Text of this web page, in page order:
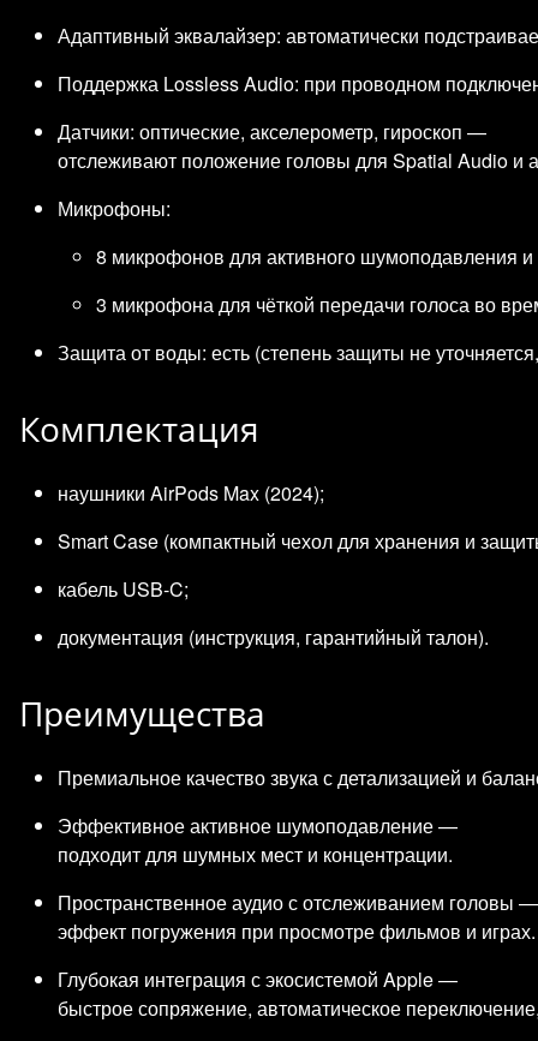
Адаптивный эквалайзер: автоматически
Поддержка Lossless Audio: при проводном
Датчики: оптические, акселерометр, гироскоп —
отслеживают положение головы для Spatial Audio и
Микрофоны:
8 микрофонов для активного шумоподавления и
3 микрофона для чёткой передачи голоса во
Защита от воды: есть (степень защиты не
Комплектация
наушники AirPods Max (2024);
Smart Case (компактный чехол для хранения и
кабель USB‑C;
документация (инструкция, гарантийный талон).
Преимущества
Премиальное качество звука с детализацией и
Эффективное активное шумоподавление —
подходит для шумных мест и концентрации.
Пространственное аудио с отслеживанием головы —
эффект погружения при просмотре фильмов и играх.
Глубокая интеграция с экосистемой Apple —
быстрое сопряжение, автоматическое